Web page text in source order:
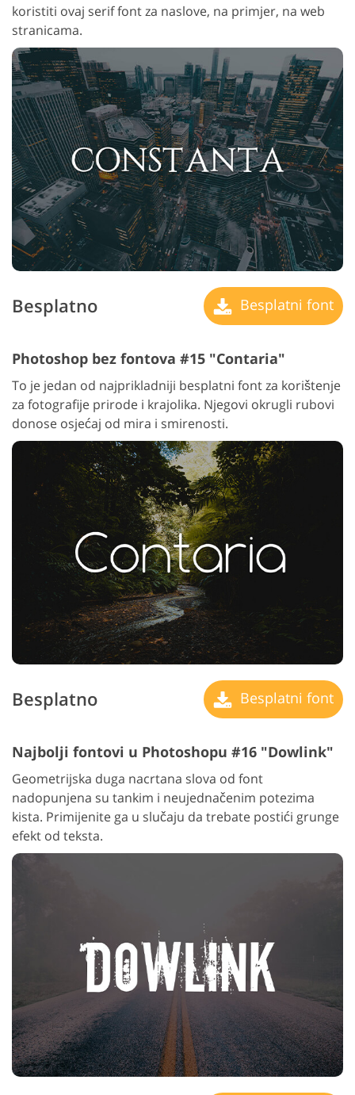
koristiti ovaj serif font za naslove, na primjer, na web
stranicama.
Besplatno Besplatni font
Photoshop bez fontova #15 "Contaria"
To je jedan od najprikladniji besplatni font za korištenje
za fotografije prirode i krajolika. Njegovi okrugli rubovi
donose osjećaj od mira i smirenosti.
Besplatno Besplatni font
Najbolji fontovi u Photoshopu #16 "Dowlink"
Geometrijska duga nacrtana slova od font
nadopunjena su tankim i neujednačenim potezima
kista. Primijenite ga u slučaju da trebate postići grunge
efekt od teksta.